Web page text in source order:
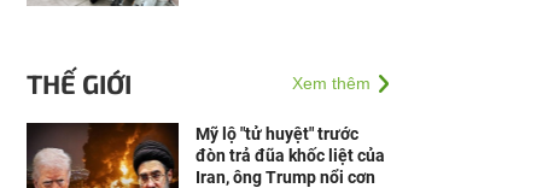
THẾ GIỚI Xem thêm
Mỹ lộ "tử huyệt" trước
đòn trả đũa khốc liệt của
Iran, ông Trump nổi cơn